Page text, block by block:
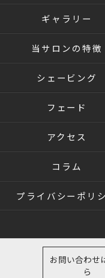
お問い合わせ
ら
ギャラリー
当サロンの特徴
シェービング
フェード
アクセス
コラム
プライバシーポリ